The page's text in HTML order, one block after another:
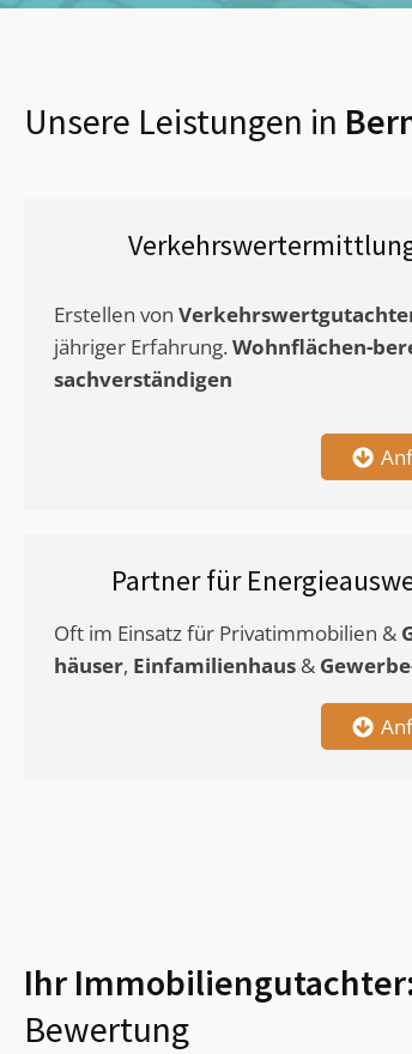
Unsere Leistungen in
Erstellen von
jähriger Erfahrung. Wohnflächen-
sachverständigen
Partner für
Oft im Einsatz für Privatimmobilien &
häuser, Einfamilienhaus &
Ihr Immobiliengutachter:
Bewertung